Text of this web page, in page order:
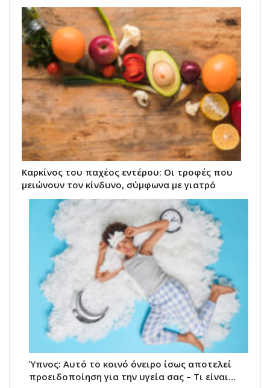
Καρκίνος του παχέος εντέρου: Οι τροφές που
μειώνουν τον κίνδυνο, σύμφωνα με γιατρό
Ύπνος: Αυτό το κοινό όνειρο ίσως αποτελεί
προειδοποίηση για την υγεία σας – Τι είναι…